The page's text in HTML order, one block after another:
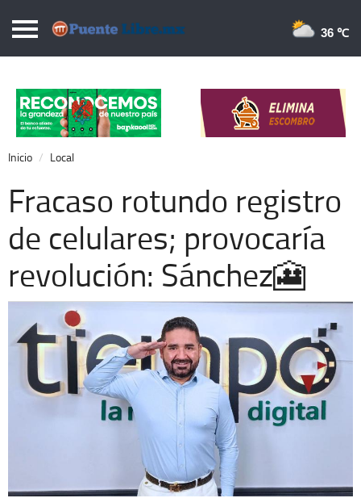
Puentelibre.mx
Local
Nacional
Opinión
Cronos
Economía
Espectáculos
Extra +
36 ℃
Inicio Local
Fracaso rotundo registro
de celulares; provocaría
revolución: Sánchez🎦